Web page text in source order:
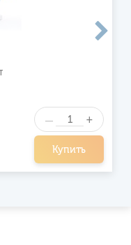
Купить
— +